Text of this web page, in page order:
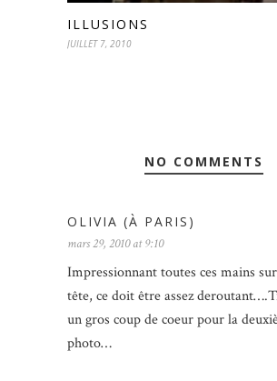
ILLUSIONS
JUILLET 7, 2010
NO COMMENTS
OLIVIA (À PARIS)
mars 29, 2010 at 9:10
Impressionnant toutes ces mains
tête, ce doit être assez
un gros coup de coeur pour la
photo…